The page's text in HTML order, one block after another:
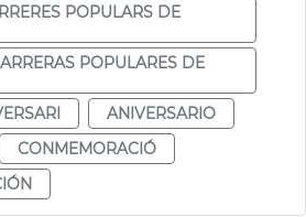
POPULARS DE
POPULARES DE
ANIVERSARIO
CONMEMORACIÓ